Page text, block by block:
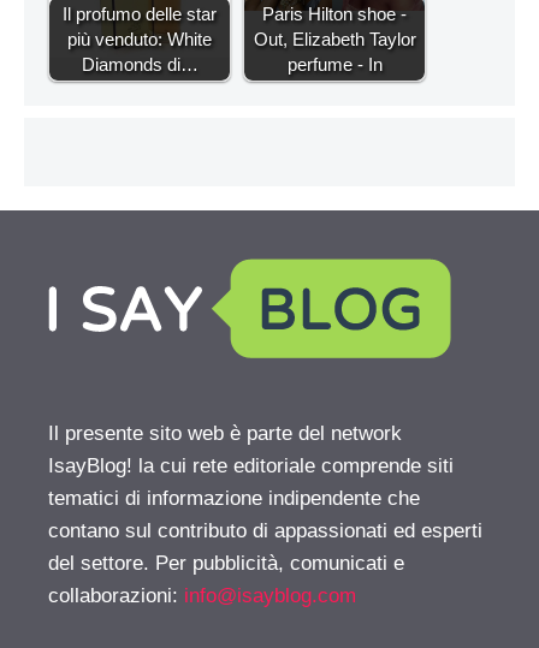
Il profumo delle star
più venduto: White
Diamonds di…
Paris Hilton shoe -
Out, Elizabeth Taylor
perfume - In
Il presente sito web è parte del network
IsayBlog! la cui rete editoriale comprende siti
tematici di informazione indipendente che
contano sul contributo di appassionati ed esperti
del settore. Per pubblicità, comunicati e
collaborazioni: info@isayblog.com